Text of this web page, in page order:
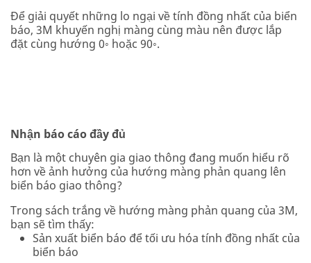
Để giải quyết những lo ngại về tính đồng nhất của biển
báo, 3M khuyến nghị màng cùng màu nên được lắp
đặt cùng hướng 0◦ hoặc 90◦.
Nhận báo cáo đầy đủ
Bạn là một chuyên gia giao thông đang muốn hiểu rõ
hơn về ảnh hưởng của hướng màng phản quang lên
biển báo giao thông?
Trong sách trắng về hướng màng phản quang của 3M,
bạn sẽ tìm thấy:
Sản xuất biển báo để tối ưu hóa tính đồng nhất của
biển báo